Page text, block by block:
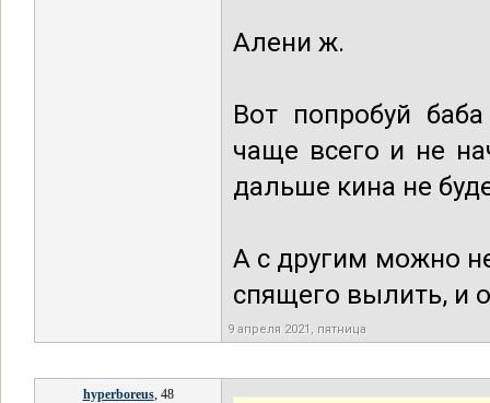
Алени ж.
Вот попробуй
чаще всего и не
дальше кина не
А с другим можно
спящего вылить, и
9 апреля 2021, пятница
hyperboreus, 48